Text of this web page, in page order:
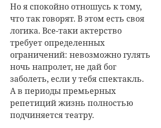
Но я спокойно отношусь к тому,
что так говорят. В этом есть своя
логика. Все-таки актерство
требует определенных
ограничений: невозможно гулять
ночь напролет, не дай бог
заболеть, если у тебя спектакль.
А в периоды премьерных
репетиций жизнь полностью
подчиняется театру.